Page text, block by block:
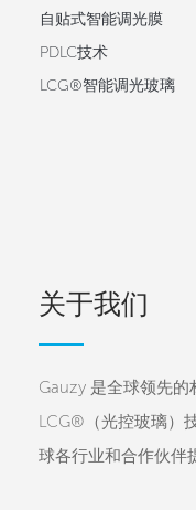
自贴式智能调光膜
PDLC技术
LCG®智能调光玻璃
关于我们
Gauzy 是全球领先
LCG®（光控玻璃）
球各行业和合作伙伴